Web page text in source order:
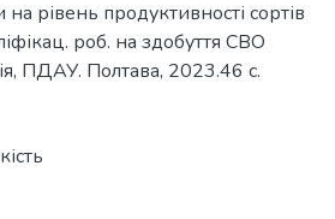
рівень продуктивності сортів
роб. на здобуття СВО
ПДАУ. Полтава, 2023.46 с.